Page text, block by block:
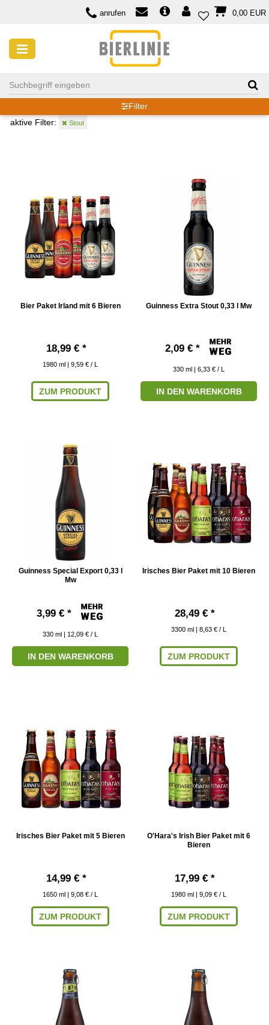
anrufen 0,00 EUR
IRLAND
Filter
aktive Filter:
Stout
Bier Paket Irland mit 6 Bieren
18,99 € *
1980 ml | 9,59 € / L
ZUM PRODUKT
Guinness Extra Stout 0,33 l Mw
2,09 € *
330 ml | 6,33 € / L
IN DEN WARENKORB
Guinness Special Export 0,33 l
Mw
3,99 € *
330 ml | 12,09 € / L
IN DEN WARENKORB
Irisches Bier Paket mit 10 Bieren
28,49 € *
3300 ml | 8,63 € / L
ZUM PRODUKT
Irisches Bier Paket mit 5 Bieren
14,99 € *
1650 ml | 9,08 € / L
ZUM PRODUKT
O'Hara's Irish Bier Paket mit 6
Bieren
17,99 € *
1980 ml | 9,09 € / L
ZUM PRODUKT